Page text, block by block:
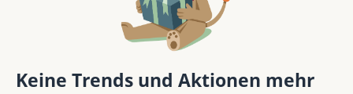
Keine Trends und Aktionen mehr